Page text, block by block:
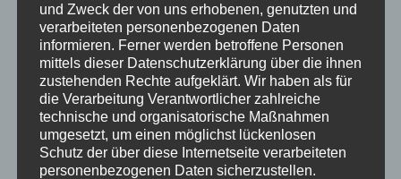
Kombination für zahlreiche Arrangements. Gern
versenden wir deinen Mini-Engel auch liebevoll
verpackt in einer stilvollen Spandose. Gut geschützt
in feiner Holzwolle lässt sich der Engel darin nicht
nur wunderbar verschenken, sondern auch ein
Leben lang aufbewahren. Diese besondere
Verpackung findest du in unserem Shop in der
Kategorie „Minis“ sowie unter „Deko“.
Sternkopf-
und Zweck der von uns erhobenen, genutzten und
verarbeiteten personenbezogenen Daten
informieren. Ferner werden betroffene Personen
mittels dieser Datenschutzerklärung über die ihnen
zustehenden Rechte aufgeklärt. Wir haben als für
die Verarbeitung Verantwortlicher zahlreiche
technische und organisatorische Maßnahmen
umgesetzt, um einen möglichst lückenlosen
Schutz der über diese Internetseite verarbeiteten
personenbezogenen Daten sicherzustellen.